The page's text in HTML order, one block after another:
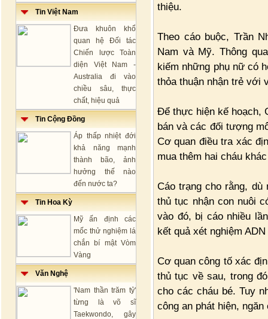
Tin Việt Nam
Đưa khuôn khổ
quan hệ Đối tác
Chiến lược Toàn
diện Việt Nam -
Australia đi vào
chiều sâu, thực
chất, hiệu quả
Tin Cộng Đồng
Áp thấp nhiệt đới
khả năng mạnh
thành bão, ảnh
hưởng thế nào
đến nước ta?
Tin Hoa Kỳ
Mỹ ấn định các
mốc thử nghiệm lá
chắn bí mật Vòm
Vàng
Văn Nghệ
'Nam thần trăm tỷ'
từng là võ sĩ
Taekwondo, gây
thiệu.
Theo cáo buộc, Trần
Nam và Mỹ. Thông
kiếm những phụ nữ có
thỏa thuận nhận trẻ với
Để thực hiện kế hoạch,
bán và các đối tượng
Cơ quan điều tra xác
mua thêm hai cháu
Cáo trạng cho rằng, dù
thủ tục nhận con nuôi
vào đó, bị cáo nhiều
kết quả xét nghiệm
Cơ quan công tố xác
thủ tục về sau, trong
cho các cháu bé. Tuy
công an phát hiện, ngăn